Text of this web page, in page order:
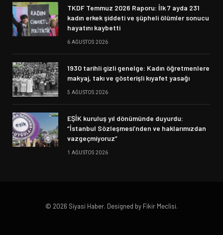
TKDF Temmuz 2026 Raporu: İlk 7 ayda 231
kadın erkek şiddeti ve şüpheli ölümler sonucu
hayatını kaybetti
6 AĞUSTOS 2026
1930 tarihli gizli genelge: Kadın öğretmenlere
makyaj, takı ve gösterişli kıyafet yasağı
5 AĞUSTOS 2026
EŞİK kuruluş yıl dönümünde duyurdu:
“İstanbul Sözleşmesi’nden ve haklarımızdan
vazgeçmiyoruz”
1 AĞUSTOS 2026
© 2026 Siyasi Haber. Designed by Fikir Meclisi.